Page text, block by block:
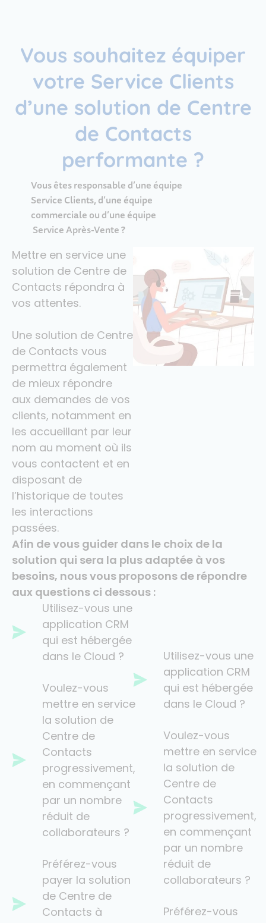
Vous souhaitez équiper
votre Service Clients
d’une solution de Centre
de Contacts
performante ?
Vous êtes responsable d’une équipe
Service Clients, d’une équipe
commerciale ou d’une équipe
Service Après-Vente ?
Vos collaborateurs reçoivent de
nombreux appels ?
Mettre en service une
Contacts répondra à
vos attentes.
Une solution de Centre
permettra également
de mieux répondre
aux demandes de vos
clients, notamment en
les accueillant par leur
nom au moment où ils
vous contactent et en
disposant de
l’historique de toutes
les interactions
passées.
Afin de vous guider dans le choix de la
solution qui sera la plus adaptée à vos
besoins, nous vous proposons de répondre
aux questions ci dessous :
Utilisez-vous une
application CRM
qui est hébergée
dans le Cloud ?
Voulez-vous
mettre en service
la solution de
Centre de
Contacts
progressivement,
en commençant
par un nombre
réduit de
collaborateurs ?
Préférez-vous
de Centre de
Contacts à
l’usage plutôt
qu’investir ?
qui est hébergée
dans le Cloud ?
Voulez-vous
la solution de
Centre de
Contacts
progressivement,
en commençant
par un nombre
réduit de
collaborateurs ?
Préférez-vous
de Centre de